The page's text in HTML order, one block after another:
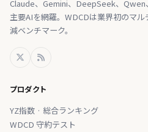
Claude、Gemini、DeepSeek、Qwen
主要AIを網羅。WDCDは業界初のマル
減ベンチマーク。
プロダクト
YZ指数 · 総合ランキング
WDCD 守約テスト